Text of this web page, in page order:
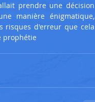
prendre une décision
manière énigmatique,
risques d'erreur que cela
prophétie